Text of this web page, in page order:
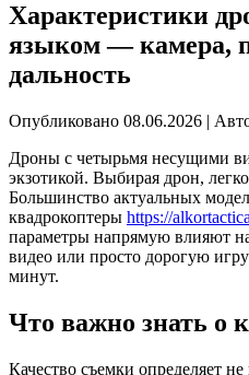
Характеристики
языком — камера,
дальность
Опубликовано 08.06.2026 |
Дроны с четырьмя несущими
экзотикой. Выбирая дрон,
Большинство актуальных
квадрокоптеры https://
параметры напрямую влияют
видео или просто дорогую
минут.
Что важно знать о
Качество съемки определяет